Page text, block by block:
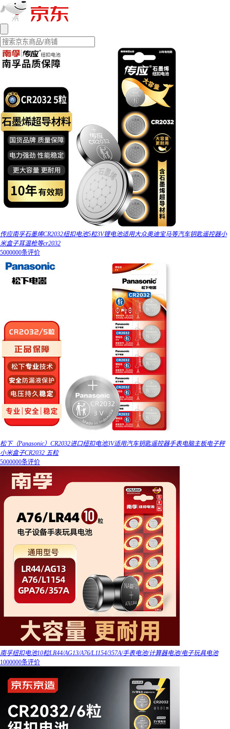
传应南孚石墨烯CR2032纽扣电池5粒3V锂电池适用大众奥迪宝马等汽车钥匙遥控器小
米盒子耳温枪等cr2032
5000000条评价
松下（Panasonic）CR2032进口纽扣电池3V适用汽车钥匙遥控器手表电脑主板电子秤
小米盒子CR2032 五粒
5000000条评价
南孚纽扣电池10粒LR44/AG13/A76/L1154/357A/手表电池/计算器电池/电子玩具电池
1000000条评价